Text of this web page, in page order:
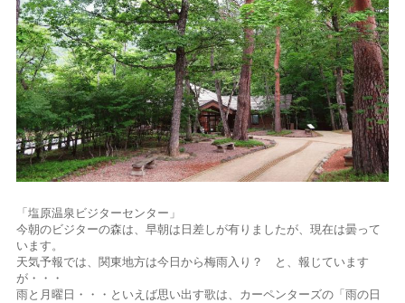
「塩原温泉ビジターセンター」
今朝のビジターの森は、早朝は日差しが有りましたが、現在は曇って
います。
天気予報では、関東地方は今日から梅雨入り？ と、報じています
が・・・
雨と月曜日・・・といえば思い出す歌は、カーペンターズの「雨の日